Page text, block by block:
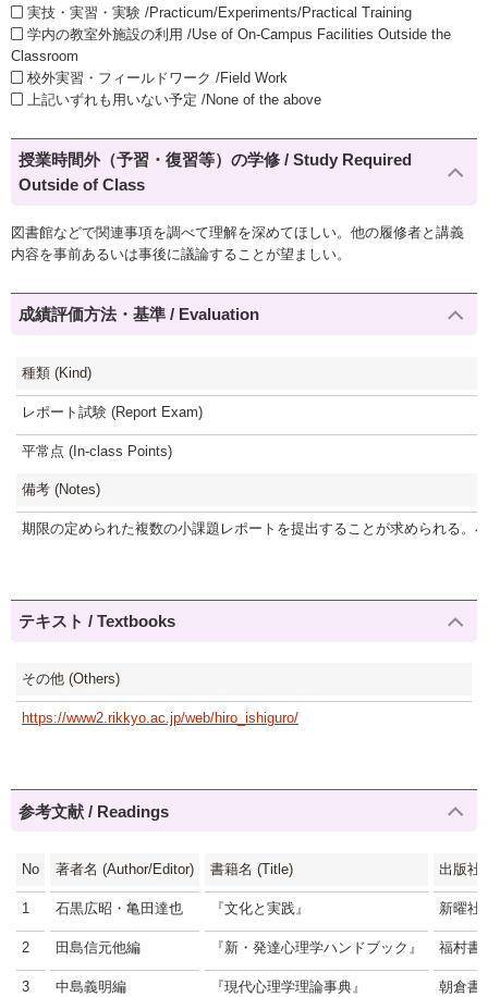
実技・実習・実験 /Practicum/Experiments/Practical Training
学内の教室外施設の利用 /Use of On-Campus Facilities Outside the
Classroom
校外実習・フィールドワーク /Field Work
上記いずれも用いない予定 /None of the above
授業時間外（予習・復習等）の学修 / Study Required
Outside of Class
図書館などで関連事項を調べて理解を深めてほしい。他の履修者と講義
内容を事前あるいは事後に議論することが望ましい。
成績評価方法・基準 / Evaluation
種類 (Kind)
レポート試験 (Report Exam)
平常点 (In-class Points)
備考 (Notes)
期限の定められた複数の小課題レポートを提出することが求められる
テキスト / Textbooks
その他 (Others)
https://www2.rikkyo.ac.jp/web/hiro_ishiguro/
参考文献 / Readings
No 著者名 (Author/Editor) 書籍名 (Title) 出版社
1 石黒広昭・亀田達也 『文化と実践』 新曜社
2 田島信元他編 『新・発達心理学ハンドブック』 福村書
3 中島義明編 『現代心理学理論事典』 朝倉書